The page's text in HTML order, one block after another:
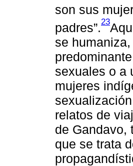
son sus
padres”.23
se
sexuales o a
mujeres
relatos de
de Gandavo,
que se trata